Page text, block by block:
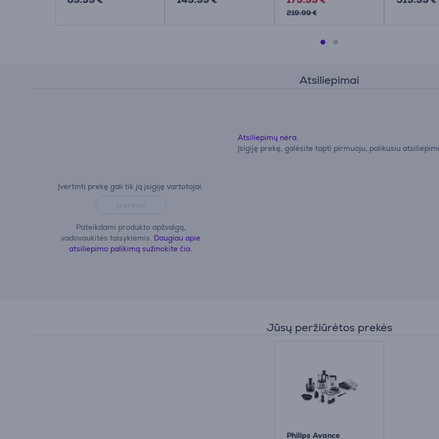
219.99 €
Atsiliepimai
Įvertinti prekę gali tik ją įsigiję vartotojai.
Pateikdami produkto apžvalgą,
vadovaukitės taisyklėmis. Daugiau apie
atsiliepimo palikimą sužinokite čia.
Atsiliepimų nėra.
Įsigiję prekę, galėsite tapti pirmuoju, palikusiu
Jūsų peržiūrėtos prekės
Philips Avance